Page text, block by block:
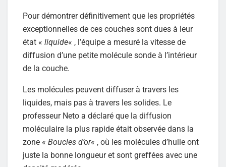
Pour démontrer définitivement que les propriétés
exceptionnelles de ces couches sont dues à leur
état « liquide« , l’équipe a mesuré la vitesse de
diffusion d’une petite molécule sonde à l’intérieur
de la couche.
Les molécules peuvent diffuser à travers les
liquides, mais pas à travers les solides. Le
professeur Neto a déclaré que la diffusion
moléculaire la plus rapide était observée dans la
zone « Boucles d’or« , où les molécules d’huile ont
juste la bonne longueur et sont greffées avec une